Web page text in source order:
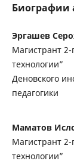
Биографии
Эргашев
Магистрант
технологии”
Деновского
педагогики
Маматов
Магистрант
технологии”